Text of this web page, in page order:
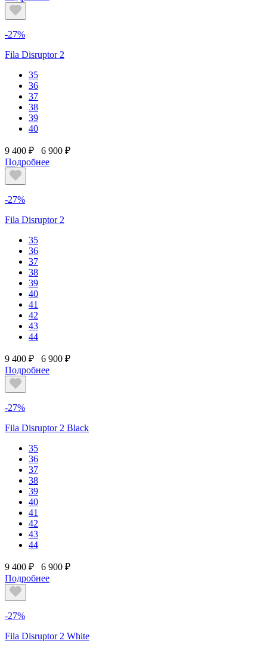
-27%
Fila Disruptor 2
35
36
37
38
39
40
9 400 ₽
6 900 ₽
Подробнее
-27%
Fila Disruptor 2
35
36
37
38
39
40
41
42
43
44
9 400 ₽
6 900 ₽
Подробнее
-27%
Fila Disruptor 2 Black
35
36
37
38
39
40
41
42
43
44
9 400 ₽
6 900 ₽
Подробнее
-27%
Fila Disruptor 2 White